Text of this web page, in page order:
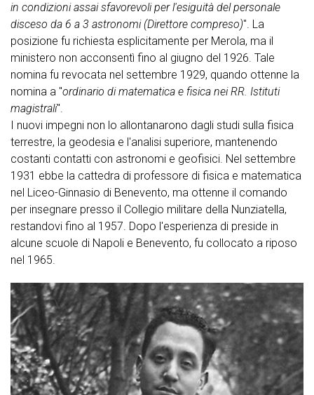
in condizioni assai sfavorevoli per l'esiguità del personale
disceso da 6 a 3 astronomi (Direttore compreso)". La
posizione fu richiesta esplicitamente per Merola, ma il
ministero non acconsentì fino al giugno del 1926. Tale
nomina fu revocata nel settembre 1929, quando ottenne la
nomina a "ordinario di matematica e fisica nei RR. Istituti
magistrali".
I nuovi impegni non lo allontanarono dagli studi sulla fisica
terrestre, la geodesia e l'analisi superiore, mantenendo
costanti contatti con astronomi e geofisici. Nel settembre
1931 ebbe la cattedra di professore di fisica e matematica
nel Liceo-Ginnasio di Benevento, ma ottenne il comando
per insegnare presso il Collegio militare della Nunziatella,
restandovi fino al 1957. Dopo l'esperienza di preside in
alcune scuole di Napoli e Benevento, fu collocato a riposo
nel 1965.